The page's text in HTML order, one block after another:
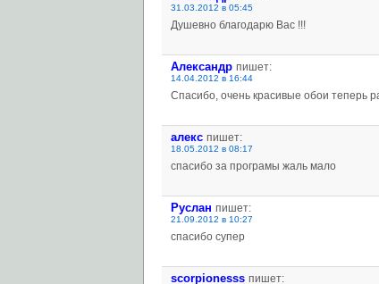
31.03.2012 в 05:45
Душевно благодарю Вас !!!
Александр пишет:
14.04.2012 в 16:44
Спасибо, очень красивые обои теперь
алекс пишет:
18.05.2012 в 08:17
спасибо за програмы жаль мало
Руслан пишет:
21.09.2012 в 10:27
спасибо супер
scorpionesss пишет: